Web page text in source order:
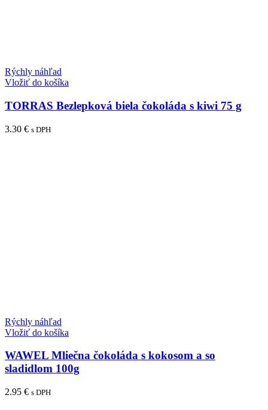
Rýchly náhľad
Vložiť do košíka
TORRAS Bezlepková biela čokoláda s kiwi 75 g
3.30 € s DPH
Rýchly náhľad
Vložiť do košíka
WAWEL Mliečna čokoláda s kokosom a so
sladidlom 100g
2.95 € s DPH